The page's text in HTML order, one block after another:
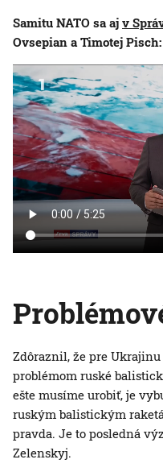
Samitu NATO sa aj v
Ovsepian a Timotej Pisch:
Zdôraznil, že pre
problémom ruské
ešte musíme urobiť, je
ruským balistickým
pravda. Je to posledná
Zelenskyj.